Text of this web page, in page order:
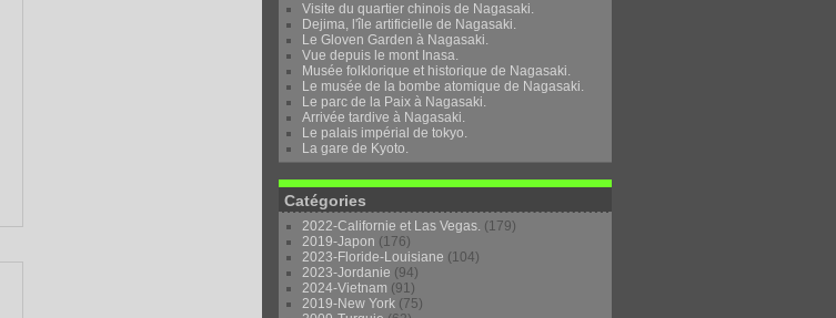
Visite du quartier chinois de Nagasaki.
Dejima, l'île artificielle de Nagasaki.
Le Gloven Garden à Nagasaki.
Vue depuis le mont Inasa.
Musée folklorique et historique de Nagasaki.
Le musée de la bombe atomique de Nagasaki.
Le parc de la Paix à Nagasaki.
Arrivée tardive à Nagasaki.
Le palais impérial de tokyo.
La gare de Kyoto.
Catégories
2022-Californie et Las Vegas. (179)
2019-Japon (176)
2023-Floride-Louisiane (104)
2023-Jordanie (94)
2024-Vietnam (91)
2019-New York (75)